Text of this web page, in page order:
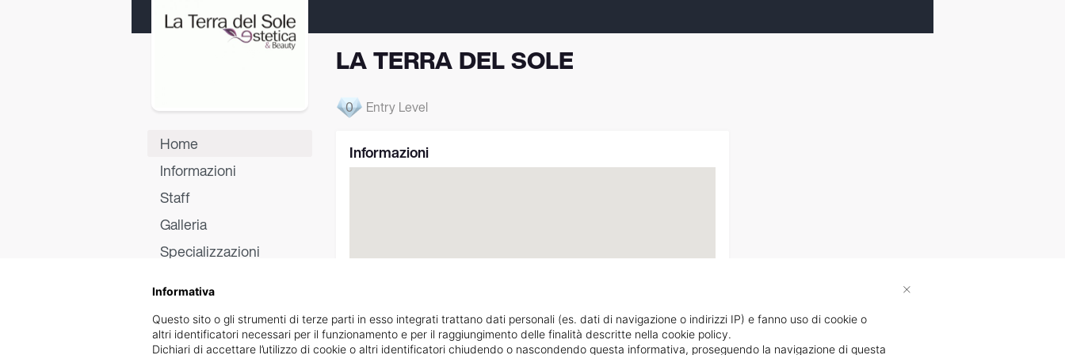
Home
Informazioni
Staff
Galleria
Specializzazioni
LA TERRA DEL SOLE
0 Entry Level
Informazioni
VIA DELLA REGIONE, 91 Indicazioni stradali
Informativa
Questo sito o gli strumenti di terze parti in esso integrati trattano dati personali (es. dati di navigazione o indirizzi IP) e fanno uso di cookie o
altri identificatori necessari per il funzionamento e per il raggiungimento delle finalità descritte nella cookie policy.
Dichiari di accettare l’utilizzo di cookie o altri identificatori chiudendo o nascondendo questa informativa, proseguendo la navigazione di questa
×